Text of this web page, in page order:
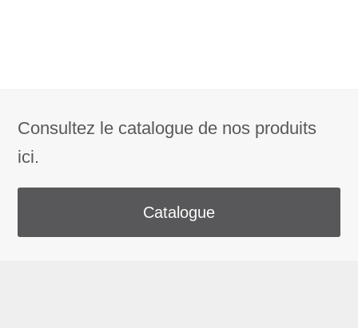
Consultez le catalogue de nos produits
ici.
Catalogue